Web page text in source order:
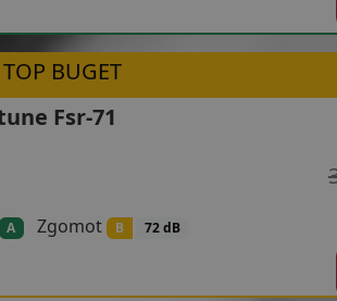
TOP BUGET
Fsr-71
A Zgomot B 72 dB